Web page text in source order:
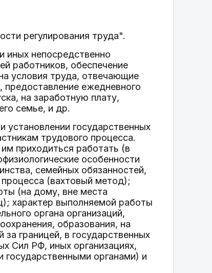
регулирования труда".
иных непосредственно
работников, обеспечение
условия труда, отвечающие
предоставление ежедневного
на заработную плату,
семье, и др.
государственных
трудового процесса.
приходиться работать (в
особенности
семейных обязанностей,
(вахтовый метод);
(на дому, вне места
характер выполняемой работы
органа организаций,
образования, на
границей, в государственных
Сил РФ, иных организациях,
органами) и